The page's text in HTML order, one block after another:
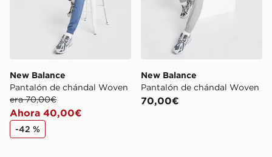
New Balance
Pantalón de chándal Woven
era 70,00€
Ahora 40,00€
-42 %
New Balance
Pantalón de chándal Woven
70,00€